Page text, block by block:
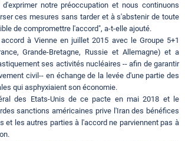
notre préoccupation et nous continuons
ces mesures sans tarder et à s'abstenir de toute
de compromettre l'accord", a-t-elle ajouté.
à Vienne en juillet 2015 avec le Groupe 5+1
Grande-Bretagne, Russie et Allemagne) et a
ses activités nucléaires -- afin de garantir
civil-- en échange de la levée d'une partie des
qui asphyxiaient son économie.
des Etats-Unis de ce pacte en mai 2018 et le
sanctions américaines prive l'Iran des bénéfices
et les autres parties à l'accord ne parviennent pas à